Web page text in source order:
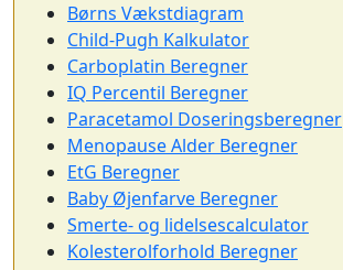
Børns Vækstdiagram
Child-Pugh Kalkulator
Carboplatin Beregner
IQ Percentil Beregner
Paracetamol Doseringsberegner
Menopause Alder Beregner
EtG Beregner
Baby Øjenfarve Beregner
Smerte- og lidelsescalculator
Kolesterolforhold Beregner